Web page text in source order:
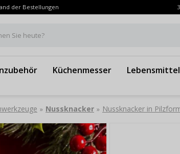
der Bestellungen
Sie heute?
Küchenmesser
» Nussknacker » Nussknacker in